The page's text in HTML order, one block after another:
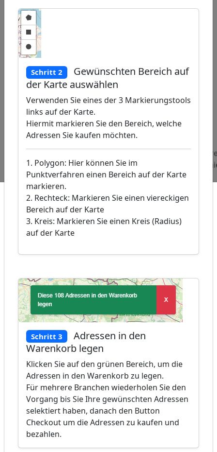
Abfragen:
Feinkost
Läden
Life
Coaches
Schritt 2
Gewünschten Bereich auf
der Karte auswählen
Verwenden Sie eines der 3 Markierungstools
links auf der Karte.
Hiermit markieren Sie den Bereich, welche
Adressen Sie kaufen möchten.
1. Polygon: Hier können Sie im
Punktverfahren einen Bereich auf der Karte
markieren.
2. Rechteck: Markieren Sie einen viereckigen
Bereich auf der Karte
3. Kreis: Markieren Sie einen Kreis (Radius)
auf der Karte
Schritt 3
Adressen in den
Warenkorb legen
Klicken Sie auf den grünen Bereich, um die
Adressen in den Warenkorb zu legen.
Für mehrere Branchen wiederholen Sie den
Vorgang bis Sie Ihre gewünschten Adressen
selektiert haben, danach den Button
Checkout um die Adressen zu kaufen und
bezahlen.